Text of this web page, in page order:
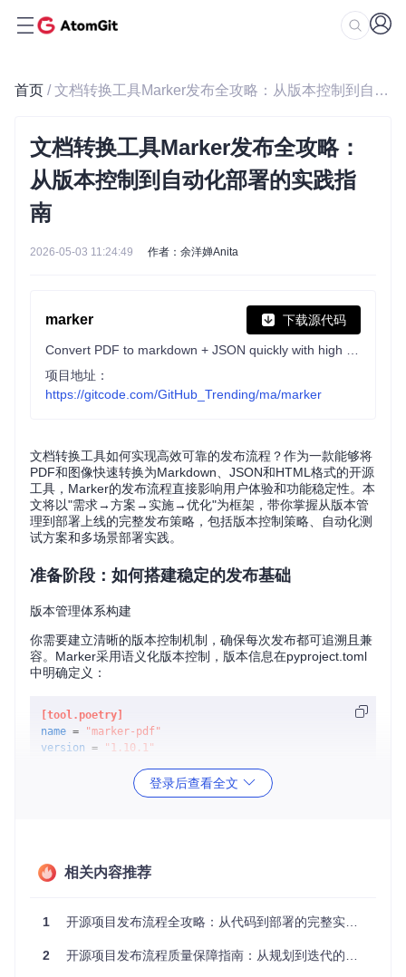
首页 / 文档转换工具Marker发布全攻略：从版本控制到自动化部署的实践指南
文档转换工具Marker发布全攻略：
从版本控制到自动化部署的实践指
南
2026-05-03 11:24:49 作者：余洋婵Anita
marker 下载源代码
项目地址：
https://gitcode.com/GitHub_Trending/ma/marker
文档转换工具如何实现高效可靠的发布流程？作为一款能够将
PDF和图像快速转换为Markdown、JSON和HTML格式的开源
工具，Marker的发布流程直接影响用户体验和功能稳定性。本
文将以"需求→方案→实施→优化"为框架，带你掌握从版本管
理到部署上线的完整发布策略，包括版本控制策略、自动化测
试方案和多场景部署实践。
准备阶段：如何搭建稳定的发布基础
版本管理体系构建
你需要建立清晰的版本控制机制，确保每次发布都可追溯且兼
容。Marker采用语义化版本控制，版本信息在pyproject.toml
中明确定义：
[tool.poetry]
name =
"marker-pdf"
version = "1.10.1"
主版本.次版本.修订号格式，其中：
修复bug或优化性能 → 修订号+1
重大架构调整或不兼容变更 → 主版本号+1
登录后查看全文
相关内容推荐
1 开源项目发布流程全攻略：从代码到部署的完整实践指南
2 开源项目发布流程质量保障指南：从规划到迭代的全周期实战